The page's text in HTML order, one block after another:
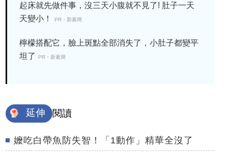
起床就先做件事，沒三天小腹就不見了! 肚子一天
天變小！
PR・新素簡
檸檬搭配它，臉上斑點全部消失了，小肚子都變平
坦了
PR・新素簡
延伸 閱讀
嬤吃白帶魚防失智！「1動作」精華全沒了